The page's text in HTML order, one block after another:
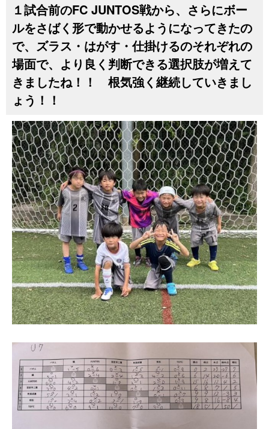
１試合前のFC JUNTOS戦から、さらにボー
ルをさばく形で動かせるようになってきたの
で、ズラス・はがす・仕掛けるのそれぞれの
場面で、より良く判断できる選択肢が増えて
きましたね！！ 根気強く継続していきまし
ょう！！